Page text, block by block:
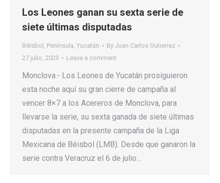
Los Leones ganan su sexta serie de
siete últimas disputadas
Béisbol , Península, Yucatán By Juan Carlos Gutierrez
27 julio, 2023
Leave a comment
Monclova.- Los Leones de Yucatán prosiguieron
esta noche aquí su gran cierre de campaña al
vencer 8×7 a los Acereros de Monclova, para
llevarse la serie, su sexta ganada de siete últimas
disputadas en la presente campaña de la Liga
Mexicana de Béisbol (LMB). Desde que ganaron la
serie contra Veracruz el 6 de julio…